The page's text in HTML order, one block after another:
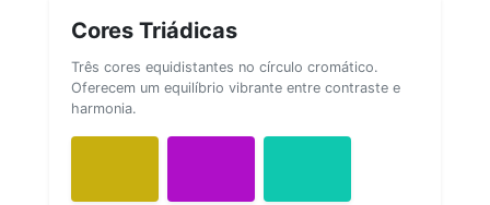
Cores Triádicas
Três cores equidistantes no círculo cromático.
Oferecem um equilíbrio vibrante entre contraste e
harmonia.